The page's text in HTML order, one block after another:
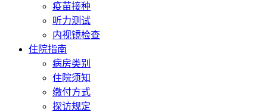
疫苗接种
听力测试
内视镜检查
住院指南
病房类别
住院须知
缴付方式
探访规定